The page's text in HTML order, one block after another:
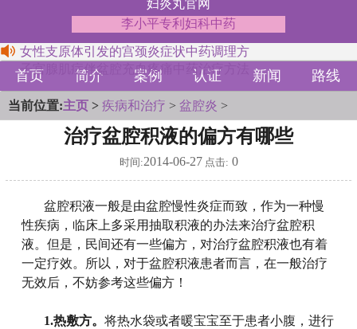
妇炎丸官网
李小平专利妇科中药
女性支原体引发的宫颈炎症状中药调理方
子宫腺肌症伴盆腔充血疼痛中药治疗方法
首页 简介 案例 认证 新闻 路线
当前位置:主页 > 疾病和治疗 > 盆腔炎 >
治疗盆腔积液的偏方有哪些
时间:2014-06-27点击: 0
盆腔积液一般是由盆腔慢性炎症而致，作为一种慢
性疾病，临床上多采用抽取积液的办法来治疗盆腔积
液。但是，民间还有一些偏方，对治疗盆腔积液也有着
一定疗效。所以，对于盆腔积液患者而言，在一般治疗
无效后，不妨参考这些偏方！
1.热敷方。 将热水袋或者暖宝宝至于患者小腹，进行